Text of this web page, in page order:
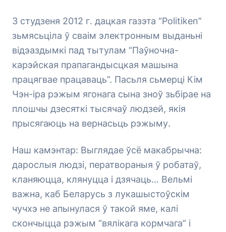
3 студзеня 2012 г. дацкая газэта “Politiken”
зьмясьціла ў сваім электронным выданьні
відэаздымкі пад тытулам “Паўночна-
карэйская прапагандысцкая машына
працягвае працаваць”. Пасьля сьмерці Кім
Чэн-іра рэжым ягонага сына зноў зьбірае на
плошчы дзесяткі тысячаў людзей, якія
прысягаюць на вернасьць рэжыму.
Наш камэнтар: Выглядае ўсё макабрычна:
дарослыя людзі, ператвораныя ў робатаў,
кланяюцца, клянуцца і дзячаць… Вельмі
важна, каб Беларусь з лукашыстоўскім
чучхэ не апынулася ў такой яме, калі
скончыцца рэжым “вялікага кормчага” і